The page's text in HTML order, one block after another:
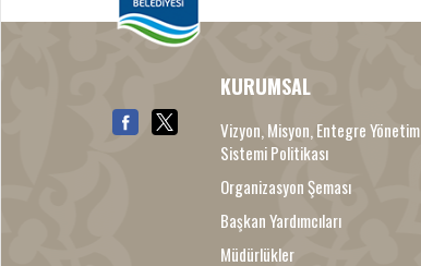
KURUMSAL
Vizyon, Misyon, Entegre Yönetim
Sistemi Politikası
Organizasyon Şeması
Başkan Yardımcıları
Müdürlükler